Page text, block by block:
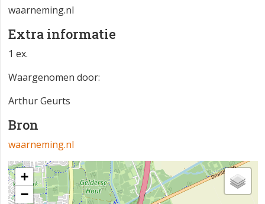
waarneming.nl
Extra informatie
1 ex.
Waargenomen door:
Arthur Geurts
Bron
waarneming.nl
+
−